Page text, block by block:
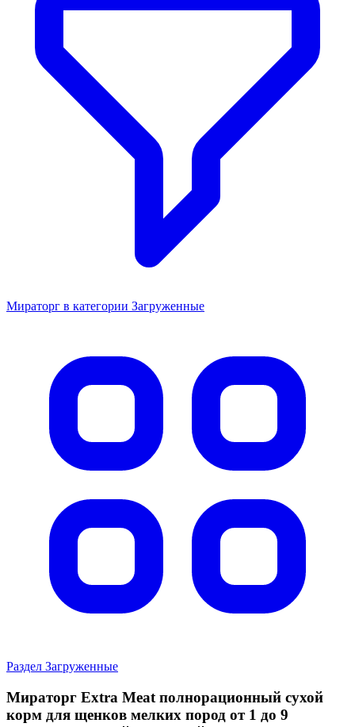
Мираторг в категории Загруженные
Раздел Загруженные
Мираторг Extra Meat полнорационный сухой
корм для щенков мелких пород от 1 до 9